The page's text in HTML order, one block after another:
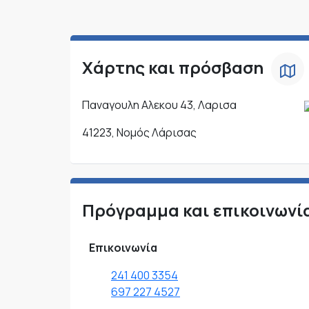
Χάρτης και πρόσβαση
Παναγουλη Αλεκου 43, Λαρισα
41223, Νομός Λάρισας
Πρόγραμμα και
Επικοινωνία
241 400 3354
697 227 4527